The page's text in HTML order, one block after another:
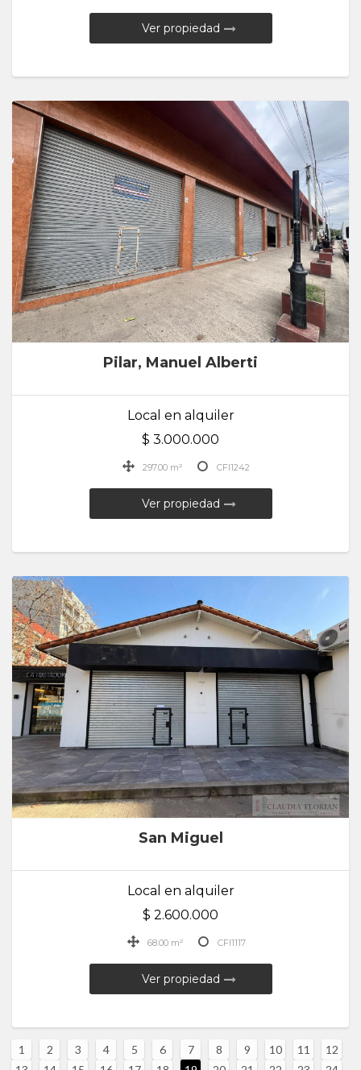
Ver propiedad
Pilar, Manuel Alberti
Local en alquiler
$ 3.000.000
297.00 m² CFI1242
Ver propiedad
San Miguel
Local en alquiler
$ 2.600.000
68.00 m² CFI1117
Ver propiedad
1 2 3 4 5 6 7 8 9 10 11
12